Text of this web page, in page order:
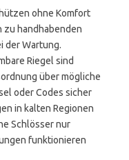
ohne Komfort
zu handhabenden
der Wartung.
Riegel sind
über mögliche
oder Codes sicher
in kalten Regionen
Schlösser nur
funktionieren